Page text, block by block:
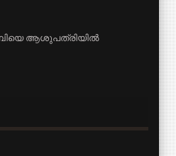
ആശുപത്രിയില്‍